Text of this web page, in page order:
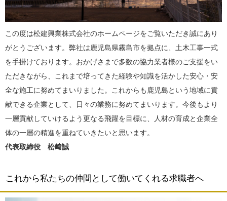
この度は松建興業株式会社のホームページをご覧いただき誠にあり
がとうございます。弊社は鹿児島県霧島市を拠点に、土木工事一式
を手掛けております。おかげさまで多数の協力業者様のご支援をい
ただきながら、これまで培ってきた経験や知識を活かした安心・安
全な施工に努めてまいりました。これからも鹿児島という地域に貢
献できる企業として、日々の業務に努めてまいります。今後もより
一層貢献していけるよう更なる飛躍を目標に、人材の育成と企業全
体の一層の精進を重ねていきたいと思います。
代表取締役 松﨑誠
これから私たちの仲間として働いてくれる求職者へ